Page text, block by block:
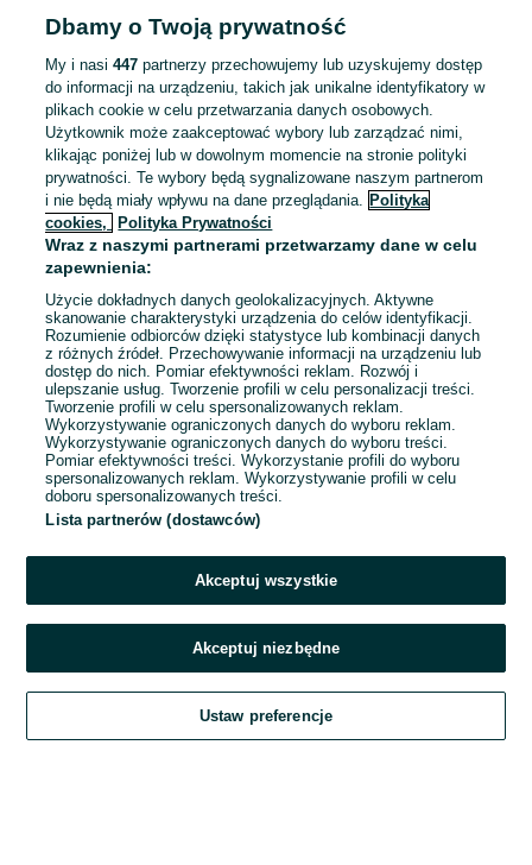
Lombardowego
4 900 - 6 000 zł / mies. brutto
Ustka
Pełny etat
Umowa zlecenie
Doświadczenie nie jest wymagane
Odświeżono dnia 03 sierpnia 2026
Specjalista ds. obsługi klienta i punktu
Lombardowego
Loombard
4 200 - 5 500 zł / mies. brutto
Strzelin
Pełny etat
Umowa zlecenie
Doświadczenie nie jest wymagane
Odświeżono dnia 03 sierpnia 2026
Szukaj Obserwujesz Dodaj Czat Konto
Dbamy o Twoją prywatność
My i nasi447 partnerzy przechowujemy lub uzyskujemy dostęp
do informacji na urządzeniu, takich jak unikalne identyfikatory w
plikach cookie w celu przetwarzania danych osobowych.
Użytkownik może zaakceptować wybory lub zarządzać nimi,
klikając poniżej lub w dowolnym momencie na stronie polityki
prywatności. Te wybory będą sygnalizowane naszym partnerom
i nie będą miały wpływu na dane przeglądania. Polityka
cookies,
Polityka Prywatności
Wraz z naszymi partnerami przetwarzamy dane w celu
zapewnienia:
Użycie dokładnych danych geolokalizacyjnych. Aktywne
skanowanie charakterystyki urządzenia do celów identyfikacji.
Rozumienie odbiorców dzięki statystyce lub kombinacji danych
z różnych źródeł. Przechowywanie informacji na urządzeniu lub
dostęp do nich. Pomiar efektywności reklam. Rozwój i
ulepszanie usług. Tworzenie profili w celu personalizacji treści.
Tworzenie profili w celu spersonalizowanych reklam.
Wykorzystywanie ograniczonych danych do wyboru reklam.
Wykorzystywanie ograniczonych danych do wyboru treści.
Pomiar efektywności treści. Wykorzystanie profili do wyboru
spersonalizowanych reklam. Wykorzystywanie profili w celu
doboru spersonalizowanych treści.
Lista partnerów (dostawców)
Akceptuj wszystkie
Akceptuj niezbędne
Ustaw preferencje